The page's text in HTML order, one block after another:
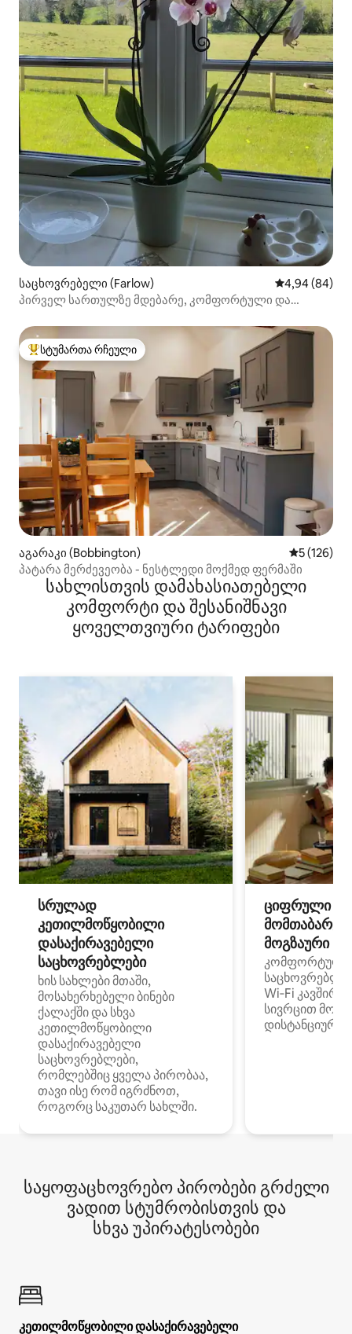
საცხოვრებელი (Farlow) საშუალო
4,94 (84)
პირველ სართულზე მდებარე, კომფორტული და
სტუმართა რჩეული მოწინავე ვარიანტი
სტუმართა რჩეული
აგარაკი (Bobbington) საშუალო
5 (126)
პატარა მერძევეობა - ნესტლედი მოქმედ ფერმაში
სახლისთვის დამახასიათებელი
კომფორტი და შესანიშნავი
ყოველთვიური ტარიფები
სრულად
კეთილმოწყობილი
დასაქირავებელი
საცხოვრებლები
ხის სახლები მთაში,
მოსახერხებელი ბინები
ქალაქში და სხვა
კეთილმოწყობილი
დასაქირავებელი
საცხოვრებლები,
რომლებშიც ყველა პირობაა,
თავი ისე რომ იგრძნოთ,
როგორც საკუთარ სახლში.
ციფრული
მოგზაური
კომფორტული
Wi‑Fi
სივრცით
დისტანციური
საყოფაცხოვრებო პირობები გრძელი
ვადით სტუმრობისთვის და
სხვა უპირატესობები
კეთილმოწყობილი დასაქირავებელი